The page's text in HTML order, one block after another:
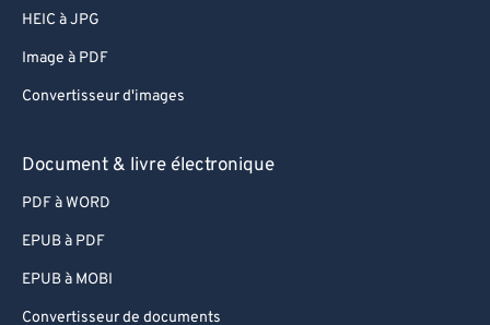
HEIC à JPG
Image à PDF
Convertisseur d'images
Document & livre électronique
PDF à WORD
EPUB à PDF
EPUB à MOBI
Convertisseur de documents